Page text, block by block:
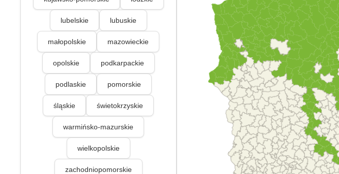
lubelskie lubuskie
małopolskie mazowieckie
opolskie podkarpackie
podlaskie pomorskie
śląskie świetokrzyskie
warmińsko-mazurskie
wielkopolskie
zachodniopomorskie